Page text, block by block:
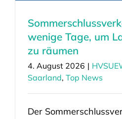
wenige Tage, um
zu räumen
4. August 2026 |
Saarland, Top News
Der